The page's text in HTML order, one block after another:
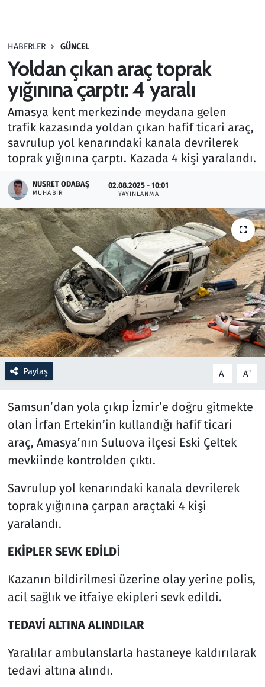
HABERLER GÜNCEL
Yoldan çıkan araç toprak
yığınına çarptı: 4 yaralı
Amasya kent merkezinde meydana gelen
trafik kazasında yoldan çıkan hafif ticari araç,
savrulup yol kenarındaki kanala devrilerek
toprak yığınına çarptı. Kazada 4 kişi yaralandı.
NUSRET ODABAŞ
MUHABIR
02.08.2025 - 10:01
YAYINLANMA
Paylaş A- A+
Samsun’dan yola çıkıp İzmir’e doğru gitmekte
olan İrfan Ertekin’in kullandığı hafif ticari
araç, Amasya’nın Suluova ilçesi Eski Çeltek
mevkiinde kontrolden çıktı.
Savrulup yol kenarındaki kanala devrilerek
toprak yığınına çarpan araçtaki 4 kişi
yaralandı.
EKİPLER SEVK EDİLDİ
Kazanın bildirilmesi üzerine olay yerine polis,
acil sağlık ve itfaiye ekipleri sevk edildi.
TEDAVİ ALTINA ALINDILAR
Yaralılar ambulanslarla hastaneye kaldırılarak
tedavi altına alındı.
Haber
Kültür Sanat
Kurumsal Haberler
Lezzet Durağı
Oyun
Ramazan
Resmi İlanlar
Rüya Tabirleri
Sağlık
Savunma Sanayi
Seçim 2023
Spor
Televizyon